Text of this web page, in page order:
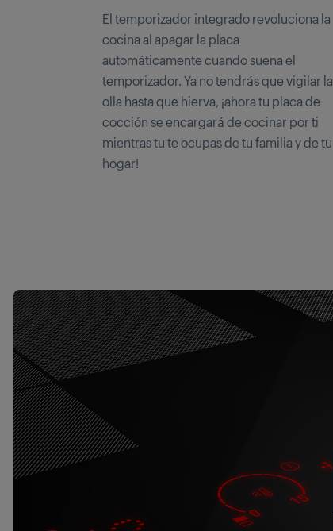
El temporizador integrado revoluciona la
cocina al apagar la placa
automáticamente cuando suena el
temporizador. Ya no tendrás que vigilar la
olla hasta que hierva, ¡ahora tu placa de
cocción se encargará de cocinar por ti
mientras tu te ocupas de tu familia y de tu
hogar!